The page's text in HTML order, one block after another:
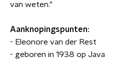
van weten."
Aanknopingspunten:
- Eleonore van der Rest
- geboren in 1938 op Java